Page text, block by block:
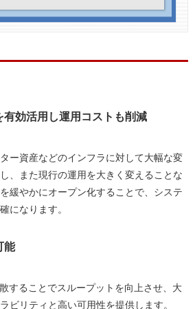
効活用し運用コストも削減
ー資産などのインフラに対して大幅な変
、また現行の運用を大きく変えることな
緩やかにオープン化することで、システ
になります。
能
することでスループットを向上させ、大
ビリティと高い可用性を提供します。